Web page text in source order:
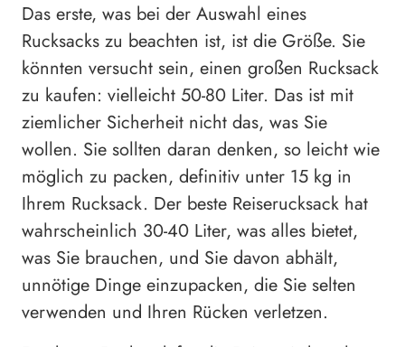
Das erste, was bei der Auswahl eines
Rucksacks zu beachten ist, ist die Größe. Sie
könnten versucht sein, einen großen Rucksack
zu kaufen: vielleicht 50-80 Liter. Das ist mit
ziemlicher Sicherheit nicht das, was Sie
wollen. Sie sollten daran denken, so leicht wie
möglich zu packen, definitiv unter 15 kg in
Ihrem Rucksack. Der beste Reiserucksack hat
wahrscheinlich 30-40 Liter, was alles bietet,
was Sie brauchen, und Sie davon abhält,
unnötige Dinge einzupacken, die Sie selten
verwenden und Ihren Rücken verletzen.